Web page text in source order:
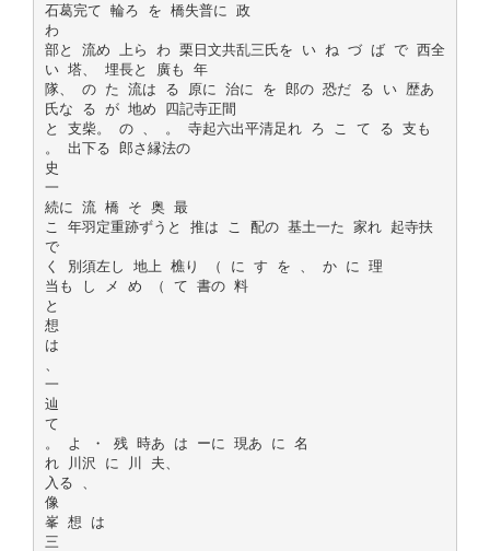
石葛完て 輪ろ を 橋失普に 政
わ
部と 流め 上ら わ 栗日文共乱三氏を い ね づ ば で 西全
い 塔、 埋長と 廣も 年
隊、 の た 流は る 原に 治に を 郎の 恐だ る い 歴あ
氏な る が 地め 四記寺正間
と 支柴。 の 、 。 寺起六出平清足れ ろ こ て る 支も
。 出下る 郎さ縁法の
史
一
続に 流 橋 そ 奥 最
こ 年羽定重跡ずうと 推は こ 配の 基土一た 家れ 起寺扶
で
く 別須左し 地上 樵り （ に す を 、 か に 理
当も し メ め （ て 書の 料
と
想
は
一
辿
て
。 よ ・ 残 時あ は ーに 現あ に 名
れ 川沢 に 川 夫、
入る 、
像
峯 想 は
三